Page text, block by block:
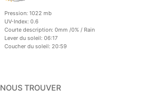
Pression: 1022 mb
UV-Index: 0.6
Courte description: 0mm /0% / Rain
Lever du soleil: 06:17
Coucher du soleil: 20:59
NOUS TROUVER